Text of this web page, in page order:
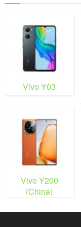
Vivo Y03
Vivo Y200
(China)